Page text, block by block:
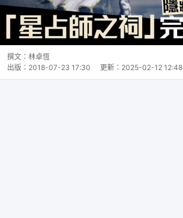
撰文： 林卓恆
出版： 2018-07-23 17:30 更新： 2025-02-12 12:48